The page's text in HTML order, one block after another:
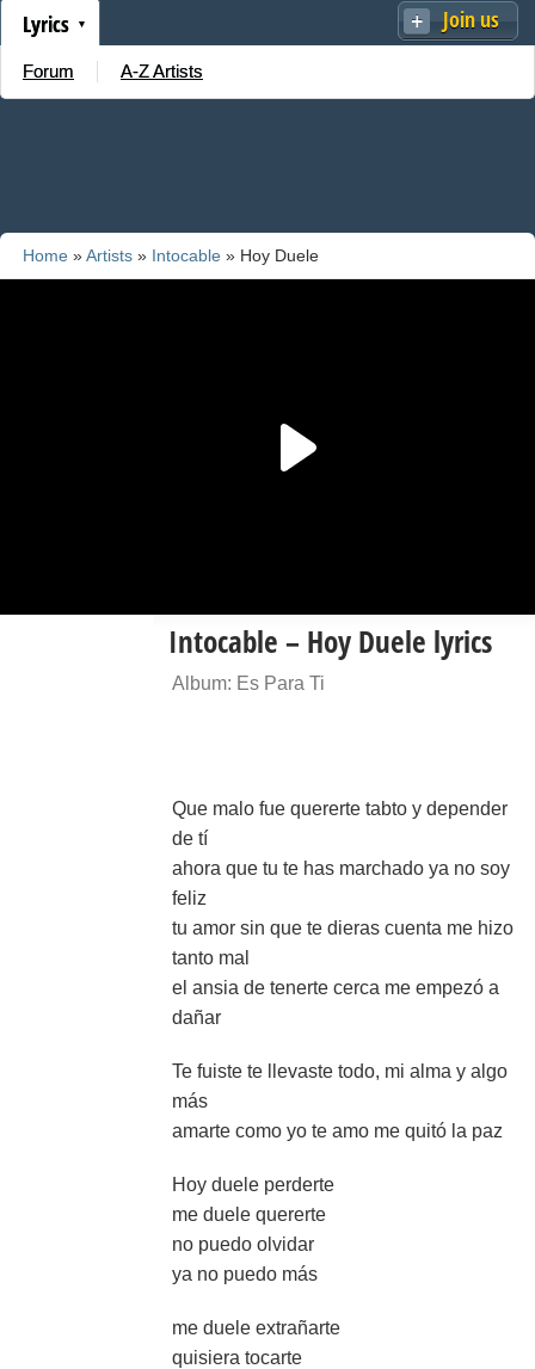
Join us
Lyrics
Forum A-Z Artists
Home »Artists » Intocable » Hoy Duele
Intocable – Hoy Duele lyrics
Album: Es Para Ti
Que malo fue quererte tabto y depender
de tí
ahora que tu te has marchado ya no soy
feliz
tu amor sin que te dieras cuenta me hizo
tanto mal
el ansia de tenerte cerca me empezó a
dañar
Te fuiste te llevaste todo, mi alma y algo
más
amarte como yo te amo me quitó la paz
Hoy duele perderte
me duele quererte
no puedo olvidar
ya no puedo más
me duele extrañarte
quisiera tocarte